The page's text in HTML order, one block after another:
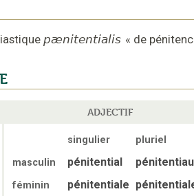
pænitentialis « de
ADJECTIF
singulier
pluriel
masculin
pénitential
féminin pénitentiale